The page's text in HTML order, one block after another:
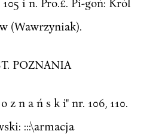
(Wawrzyniak).
POZNANIA
z n a ń s k i" nr. 106, 110.
:::\armacja